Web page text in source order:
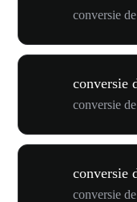
conversie
conversie
conversie
conversie
conversie